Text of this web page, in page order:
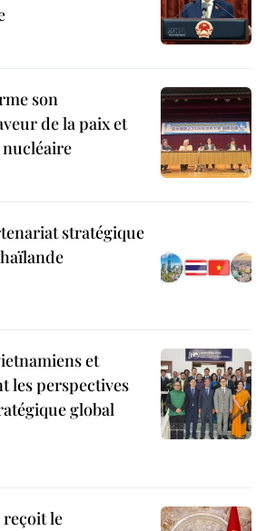
son
de la paix et
stratégique
et
les perspectives
global
reçoit le